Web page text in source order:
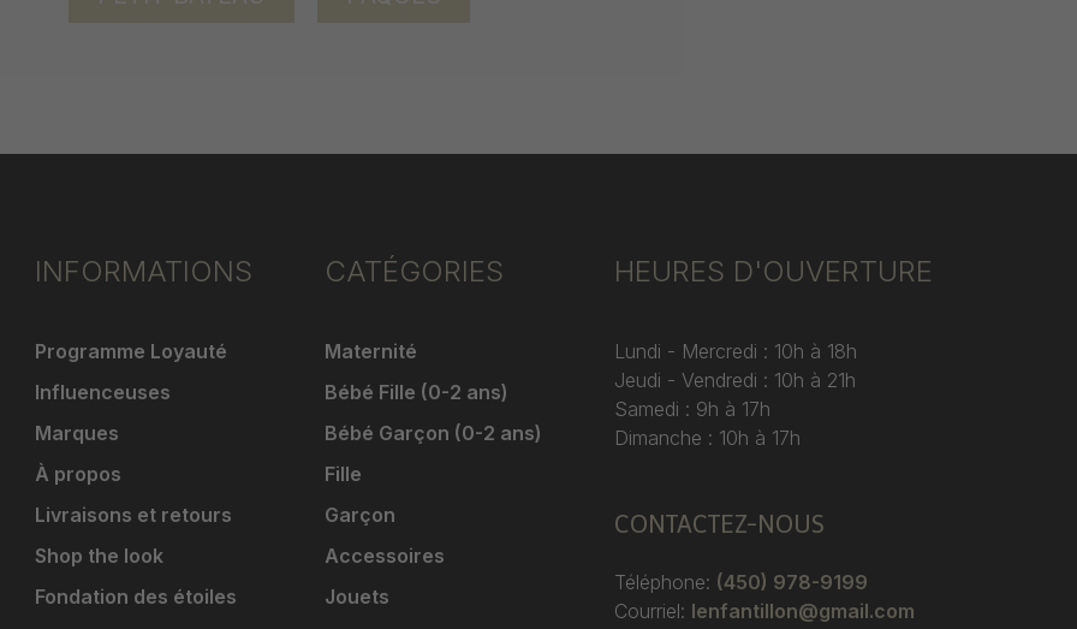
INFORMATIONS
Programme Loyauté
Influenceuses
Marques
À propos
Livraisons et retours
Shop the look
Fondation des étoiles
CATÉGORIES
Maternité
Bébé Fille (0-2 ans)
Bébé Garçon (0-2 ans)
Fille
Garçon
Accessoires
Jouets
HEURES D'OUVERTURE
Lundi - Mercredi : 10h à 18h
Jeudi - Vendredi : 10h à 21h
Samedi : 9h à 17h
Dimanche : 10h à 17h
CONTACTEZ-NOUS
Téléphone: (450) 978-9199
Courriel: lenfantillon@gmail.com